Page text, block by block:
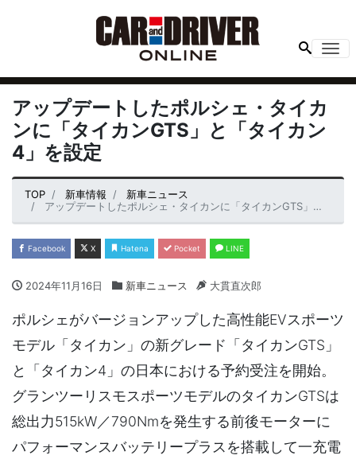
アップデートしたポルシェ・タイカ
ンに「タイカンGTS」と「タイカン
4」を設定
TOP 新車情報
新車ニュース
アップデートしたポルシェ・タイカンに「タイカンGTS」と「タイカン4」を設定
Facebook X Hatena Pocket LINE
2024年11月16日 新車ニュース 大貫直次郎
ポルシェがバージョンアップした高性能EVスポーツ
モデル「タイカン」の新グレード「タイカンGTS」
と「タイカン4」の日本における予約受注を開始。
グランツーリスモスポーツモデルのタイカンGTSは
総出力515kW／790Nmを発生する前後モーターに
パフォーマンスバッテリープラスを搭載して一充電